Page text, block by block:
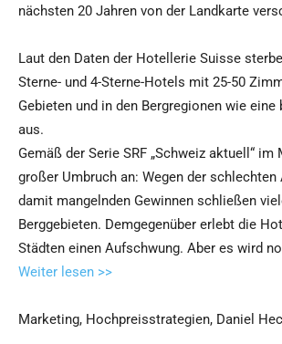
nächsten 20 Jahren von der Landkarte
Laut den Daten der Hotellerie Suisse
Sterne- und 4-Sterne-Hotels mit 25-50
Gebieten und in den Bergregionen wie
aus.
Gemäß der Serie SRF „Schweiz aktuell“
großer Umbruch an: Wegen der schlechten
damit mangelnden Gewinnen schließen
Berggebieten. Demgegenüber erlebt die
Städten einen Aufschwung. Aber es wird
Weiter lesen >>
Marketing, Hochpreisstrategien, Daniel